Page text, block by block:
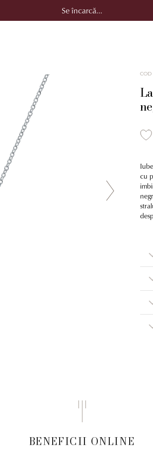
Se încarcă...
COD
cu
BENEFICII ONLINE